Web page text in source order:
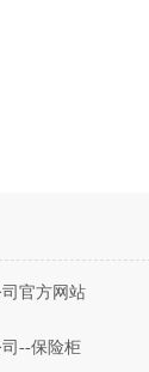
官方网站
--保险柜